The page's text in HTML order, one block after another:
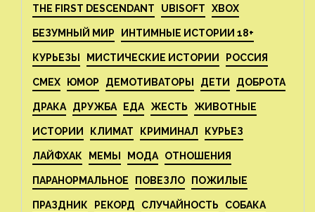
THE FIRST DESCENDANT UBISOFT XBOX
БЕЗУМНЫЙ МИР ИНТИМНЫЕ ИСТОРИИ 18+
КУРЬЕЗЫ МИСТИЧЕСКИЕ ИСТОРИИ РОССИЯ
СМЕХ ЮМОР ДЕМОТИВАТОРЫ ДЕТИ ДОБРОТА
ДРАКА ДРУЖБА ЕДА ЖЕСТЬ ЖИВОТНЫЕ
ИСТОРИИ КЛИМАТ КРИМИНАЛ КУРЬЕЗ
ЛАЙФХАК МЕМЫ МОДА ОТНОШЕНИЯ
ПАРАНОРМАЛЬНОЕ ПОВЕЗЛО ПОЖИЛЫЕ
ПРАЗДНИК РЕКОРД СЛУЧАЙНОСТЬ СОБАКА